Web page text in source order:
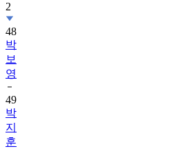
2
48
박
보
영
49
박
지
훈